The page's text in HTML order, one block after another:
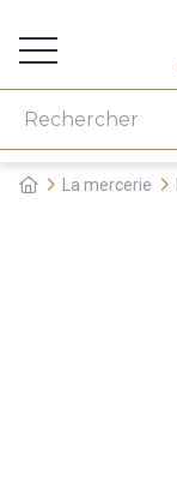
La mercerie